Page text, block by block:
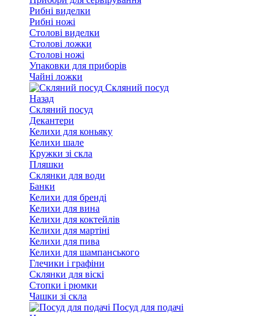
Рибні виделки
Рибні ножі
Столові виделки
Столові ложки
Столові ножі
Упаковки для приборів
Чайні ложки
Скляний посуд
Назад
Скляний посуд
Декантери
Келихи для коньяку
Келихи шале
Кружки зі скла
Пляшки
Склянки для води
Банки
Келихи для бренді
Келихи для вина
Келихи для коктейлів
Келихи для мартіні
Келихи для пива
Келихи для шампанського
Глечики і графіни
Склянки для віскі
Стопки і рюмки
Чашки зі скла
Посуд для подачі